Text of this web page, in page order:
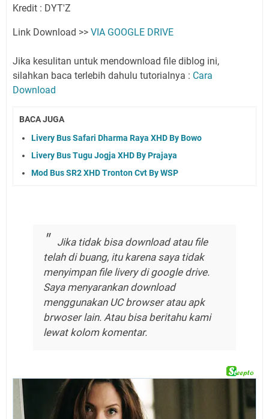
Kredit : DYT'Z
Link Download >> VIA GOOGLE DRIVE
Jika kesulitan untuk mendownload file diblog ini,
silahkan baca terlebih dahulu tutorialnya : Cara
Download
BACA JUGA
Livery Bus Safari Dharma Raya XHD By Bowo
Livery Bus Tugu Jogja XHD By Prajaya
Mod Bus SR2 XHD Tronton Cvt By WSP
Jika tidak bisa download atau file
telah di buang, itu karena saya tidak
menyimpan file livery di google drive.
Saya menyarankan download
menggunakan UC browser atau apk
brwoser lain. Atau bisa beritahu kami
lewat kolom komentar.